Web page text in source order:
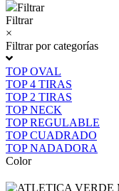
Filtrar
Filtrar
×
Filtrar por categorías
TOP OVAL
TOP 4 TIRAS
TOP 2 TIRAS
TOP NECK
TOP REGULABLE
TOP CUADRADO
TOP NADADORA
Color